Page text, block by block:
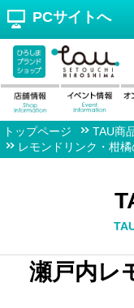
PCサイトへ
トップページ TAU商
レモンドリンク・柑
瀬戸内レ